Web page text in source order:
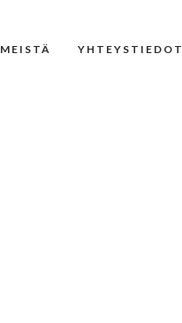
MEISTÄ YHTEYSTIEDOT